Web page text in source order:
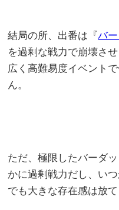
結局の所、出番は『バ
を過剰な戦力で崩壊さ
広く高難易度イベント
ん。
ただ、極限したバーダ
かに過剰戦力だし、い
でも大きな存在感は放て